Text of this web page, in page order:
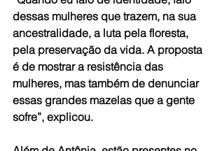
dessas mulheres que trazem, na sua
ancestralidade, a luta pela floresta,
pela preservação da vida. A proposta
é de mostrar a resistência das
mulheres, mas também de denunciar
essas grandes mazelas que a gente
sofre”, explicou.